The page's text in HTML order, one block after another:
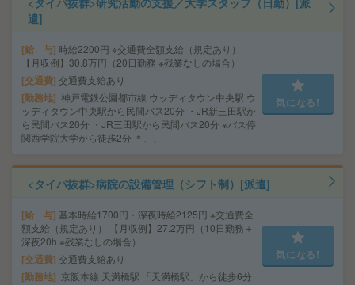
遣]
給 与 時給2200円 ※交通費全額支給（規定あり）
【月収例】30.8万円（20日勤務 ※残業なしの場合）
交通費 交通費支給あり
勤務地 神戸電鉄公園都市線 ウッディタウン中央駅 ウ
ッディタウン中央駅から民間バス20分 ・JR新三田駅か
ら民間バス20分 ・JR三田駅から民間バス20分 ※バス停
関西学院大学から徒歩2分 ＊、、
気になる!
<タイパ抜群>病院の設備管理（シフト制）[派遣]
給 与 基本時給1700円・深夜時給2125円 ※交通費全
額支給（規定あり） 【月収例】27.2万円（10日勤務＋
深夜20h ※残業なしの場合）
交通費 交通費支給あり
勤務地 京阪本線 天満橋駅 「天満橋駅」から徒歩6分
気になる!